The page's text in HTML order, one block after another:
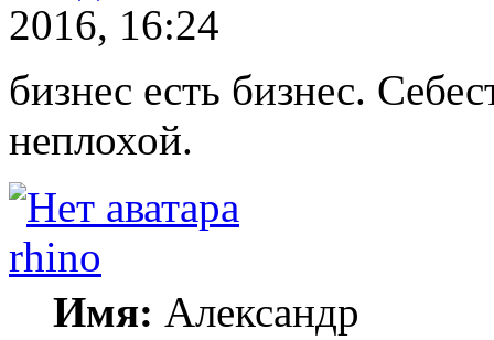
2016, 16:24
бизнес есть бизнес.
неплохой.
rhino
Имя: Александр